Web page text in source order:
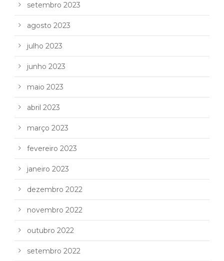
setembro 2023
agosto 2023
julho 2023
junho 2023
maio 2023
abril 2023
março 2023
fevereiro 2023
janeiro 2023
dezembro 2022
novembro 2022
outubro 2022
setembro 2022